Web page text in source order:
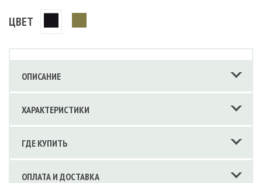
ЦВЕТ
ОПИСАНИЕ
ХАРАКТЕРИСТИКИ
ГДЕ КУПИТЬ
ОПЛАТА И ДОСТАВКА